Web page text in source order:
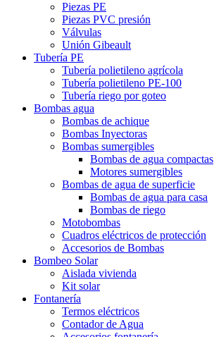
Piezas PE
Piezas PVC presión
Válvulas
Unión Gibeault
Tubería PE
Tubería polietileno agrícola
Tubería polietileno PE-100
Tubería riego por goteo
Bombas agua
Bombas de achique
Bombas Inyectoras
Bombas sumergibles
Bombas de agua compactas
Motores sumergibles
Bombas de agua de superficie
Bombas de agua para casa
Bombas de riego
Motobombas
Cuadros eléctricos de protección
Accesorios de Bombas
Bombeo Solar
Aislada vivienda
Kit solar
Fontanería
Termos eléctricos
Contador de Agua